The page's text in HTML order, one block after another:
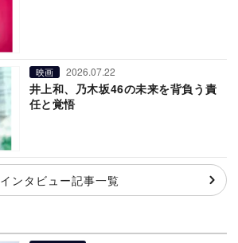
映画 2026.07.22
井上和、乃木坂46の未来を背負う責
任と覚悟
インタビュー記事一覧